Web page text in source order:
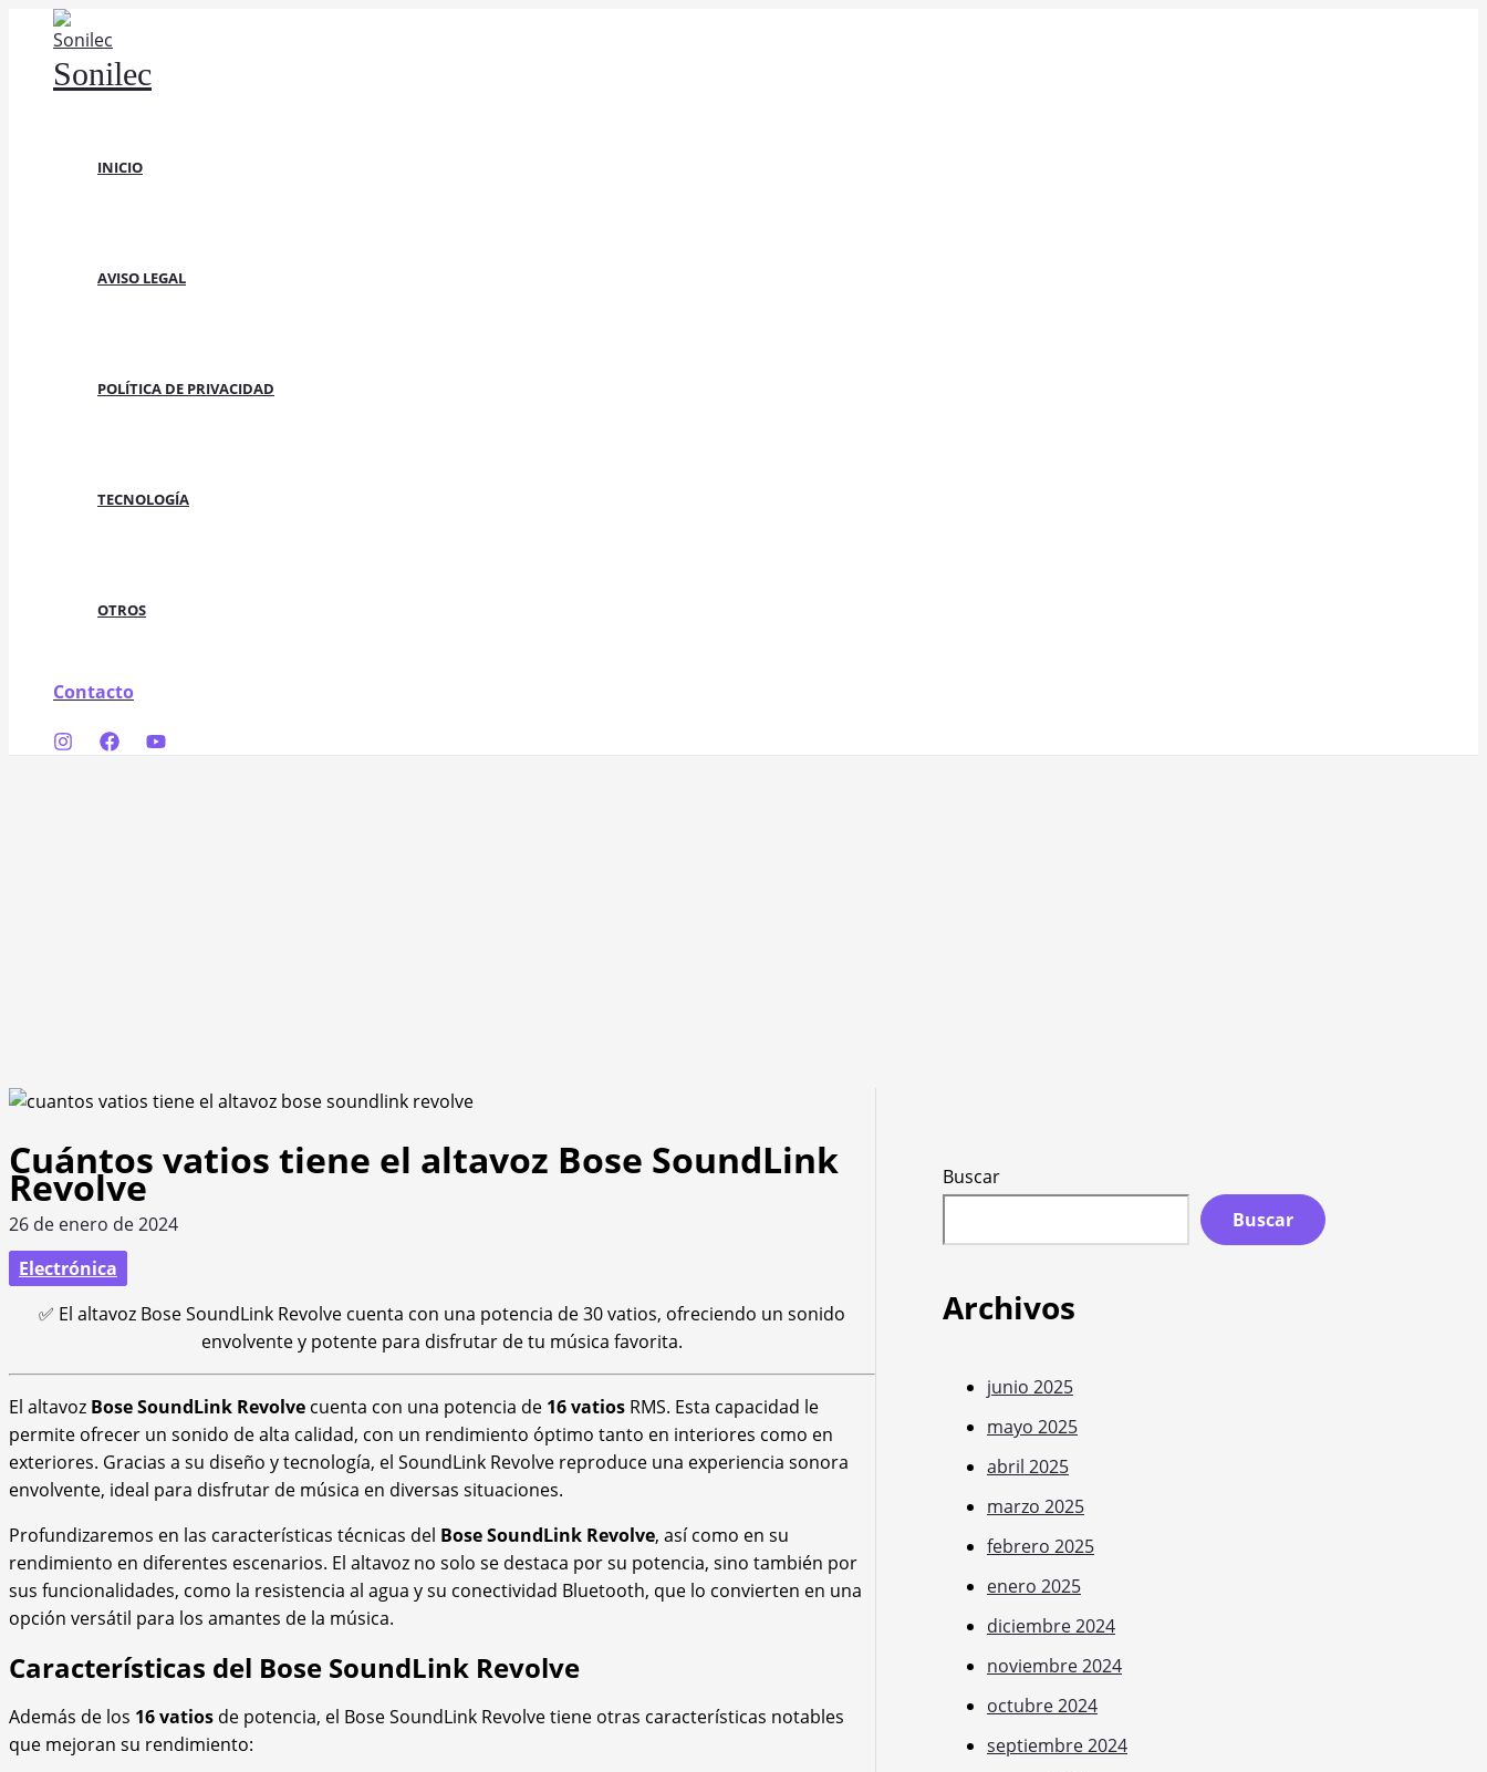
contenidoSonilec
INICIO
AVISO LEGAL
POLÍTICA DE PRIVACIDAD
TECNOLOGÍA
OTROS
Contacto
Cuántos vatios tiene el altavoz Bose SoundLink
Revolve
26 de enero de 2024
Electrónica
✅ El altavoz Bose SoundLink Revolve cuenta con una potencia de 30 vatios, ofreciendo un sonido
envolvente y potente para disfrutar de tu música favorita.
El altavoz Bose SoundLink Revolve cuenta con una potencia de 16 vatios RMS. Esta capacidad le
permite ofrecer un sonido de alta calidad, con un rendimiento óptimo tanto en interiores como en
exteriores. Gracias a su diseño y tecnología, el SoundLink Revolve reproduce una experiencia sonora
envolvente, ideal para disfrutar de música en diversas situaciones.
Profundizaremos en las características técnicas del Bose SoundLink Revolve, así como en su
rendimiento en diferentes escenarios. El altavoz no solo se destaca por su potencia, sino también por
sus funcionalidades, como la resistencia al agua y su conectividad Bluetooth, que lo convierten en una
opción versátil para los amantes de la música.
Características del Bose SoundLink Revolve
Además de los 16 vatios de potencia, el Bose SoundLink Revolve tiene otras características notables
que mejoran su rendimiento:
Buscar
Buscar
Archivos
junio 2025
mayo 2025
abril 2025
marzo 2025
febrero 2025
enero 2025
diciembre 2024
noviembre 2024
octubre 2024
septiembre 2024